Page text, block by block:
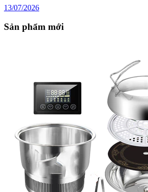
13/07/2026
Sản phẩm mới